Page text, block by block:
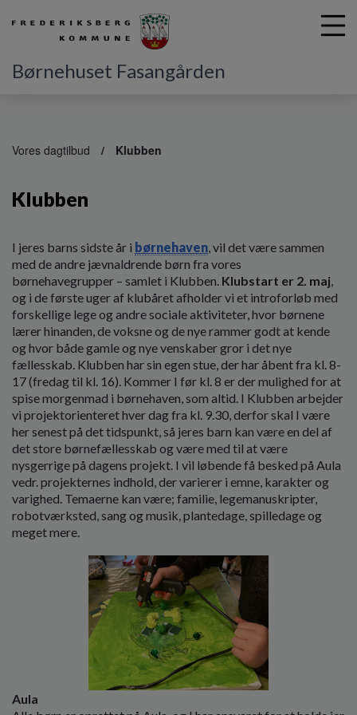
Børnehuset Fasangården
Vores dagtilbud Klubben
Klubben
I jeres barns sidste år i børnehaven , vil det være sammen
med de andre jævnaldrende børn fra vores
børnehavegrupper – samlet i Klubben. Klubstart er 2. maj
og i de første uger af klubåret afholder vi et introforløb med
forskellige lege og andre sociale aktiviteter, hvor børnene
lærer hinanden, de voksne og de nye rammer godt at kende
og hvor både gamle og nye venskaber gror i det nye
fællesskab. Klubben har sin egen stue, der har åbent fra kl. 8-
17 (fredag til kl. 16). Kommer I før kl. 8 er der mulighed for at
spise morgenmad i børnehaven, som altid. I Klubben arbejder
vi projektorienteret hver dag fra kl. 9.30, derfor skal I være
her senest på det tidspunkt, så jeres barn kan være en del af
det store børnefællesskab og være med til at være
nysgerrige på dagens projekt. I vil løbende få besked på Aula
vedr. projekternes indhold, der varierer i emne, karakter og
varighed. Temaerne kan være; familie, legemanuskripter,
robotværksted, sang og musik, plantedage, spilledage og
meget mere.
Aula